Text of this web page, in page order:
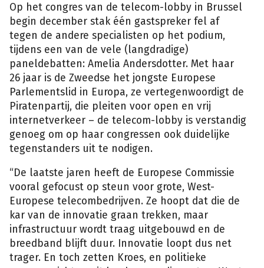
Op het congres van de telecom-lobby in Brussel
begin december stak één gastspreker fel af
tegen de andere specialisten op het podium,
tijdens een van de vele (langdradige)
paneldebatten: Amelia Andersdotter. Met haar
26 jaar is de Zweedse het jongste Europese
Parlementslid in Europa, ze vertegenwoordigt de
Piratenpartij, die pleiten voor open en vrij
internetverkeer – de telecom-lobby is verstandig
genoeg om op haar congressen ook duidelijke
tegenstanders uit te nodigen.
“De laatste jaren heeft de Europese Commissie
vooral gefocust op steun voor grote, West-
Europese telecombedrijven. Ze hoopt dat die de
kar van de innovatie graan trekken, maar
infrastructuur wordt traag uitgebouwd en de
breedband blijft duur. Innovatie loopt dus net
trager. En toch zetten Kroes, en politieke